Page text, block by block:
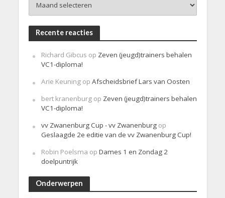
Recente reacties
Richard Gibcus op Zeven (jeugd)trainers behalen
VC1-diploma!
Arie Keuningop Afscheidsbrief Lars van Oosten
bert kranenburgop Zeven (jeugd)trainers behalen
VC1-diploma!
vv Zwanenburg Cup - vv Zwanenburgop
Geslaagde 2e editie van de vv Zwanenburg Cup!
Robin Poelsma op Dames 1 en Zondag 2
doelpuntrijk
Onderwerpen